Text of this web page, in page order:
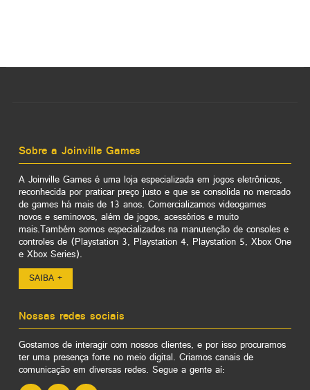
Sobre a Joinville Games
A Joinville Games é uma loja especializada em jogos eletrônicos,
reconhecida por praticar preço justo e que se consolida no mercado
de games há mais de 13 anos. Comercializamos videogames
novos e seminovos, além de jogos, acessórios e muito
mais.Também somos especializados na manutenção de consoles e
controles de (Playstation 3, Playstation 4, Playstation 5, Xbox One
e Xbox Series).
SAIBA +
Nossas redes sociais
Gostamos de interagir com nossos clientes, e por isso procuramos
ter uma presença forte no meio digital. Criamos canais de
comunicação em diversas redes. Segue a gente aí: